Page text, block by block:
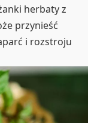
herbaty z
przynieść
i rozstroju